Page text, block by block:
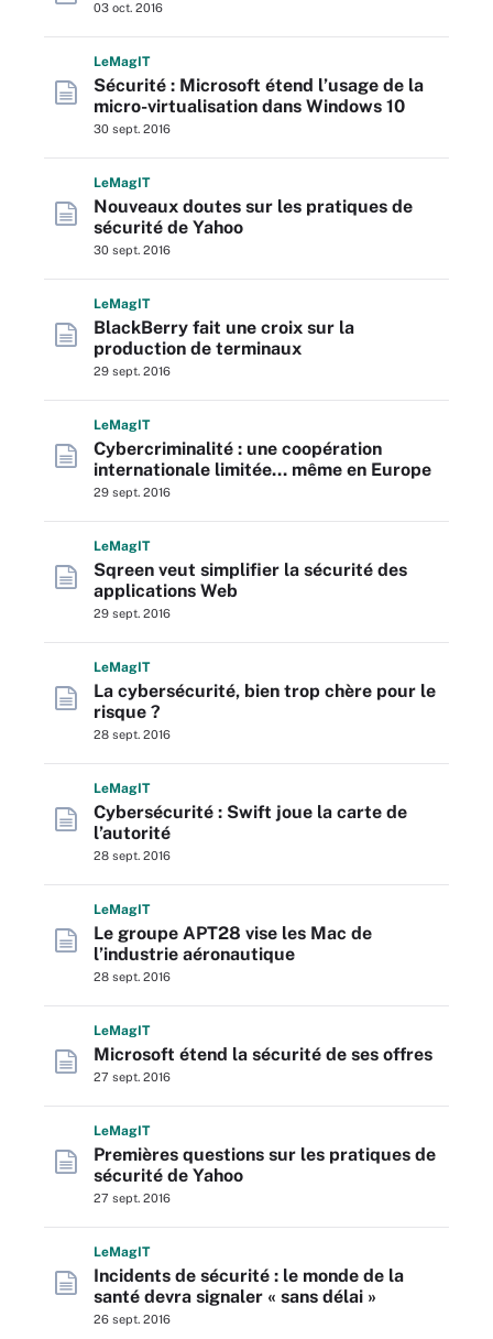
03 oct. 2016
LeMagIT
Sécurité : Microsoft étend l’usage de la
micro-virtualisation dans Windows 10
30 sept. 2016
LeMagIT
Nouveaux doutes sur les pratiques de
sécurité de Yahoo
30 sept. 2016
LeMagIT
BlackBerry fait une croix sur la
production de terminaux
29 sept. 2016
LeMagIT
Cybercriminalité : une coopération
internationale limitée… même en Europe
29 sept. 2016
LeMagIT
Sqreen veut simplifier la sécurité des
applications Web
29 sept. 2016
LeMagIT
La cybersécurité, bien trop chère pour le
risque ?
28 sept. 2016
LeMagIT
Cybersécurité : Swift joue la carte de
l’autorité
28 sept. 2016
LeMagIT
Le groupe APT28 vise les Mac de
l’industrie aéronautique
28 sept. 2016
LeMagIT
Microsoft étend la sécurité de ses offres
27 sept. 2016
LeMagIT
Premières questions sur les pratiques de
sécurité de Yahoo
27 sept. 2016
LeMagIT
Incidents de sécurité : le monde de la
santé devra signaler « sans délai »
26 sept. 2016